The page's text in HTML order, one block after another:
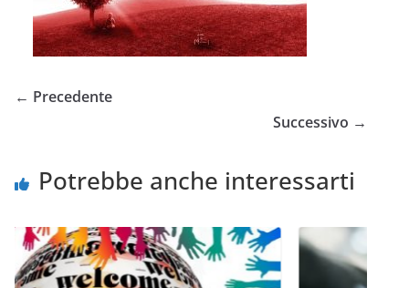
← Precedente
Successivo →
Potrebbe anche interessarti